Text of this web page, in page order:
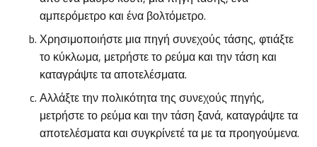
αμπερόμετρο και ένα βολτόμετρο.
Χρησιμοποιήστε μια πηγή συνεχούς τάσης, φτιάξτε
το κύκλωμα, μετρήστε το ρεύμα και την τάση και
καταγράψτε τα αποτελέσματα.
Αλλάξτε την πολικότητα της συνεχούς πηγής,
μετρήστε το ρεύμα και την τάση ξανά, καταγράψτε τα
αποτελέσματα και συγκρίνετέ τα με τα προηγούμενα.